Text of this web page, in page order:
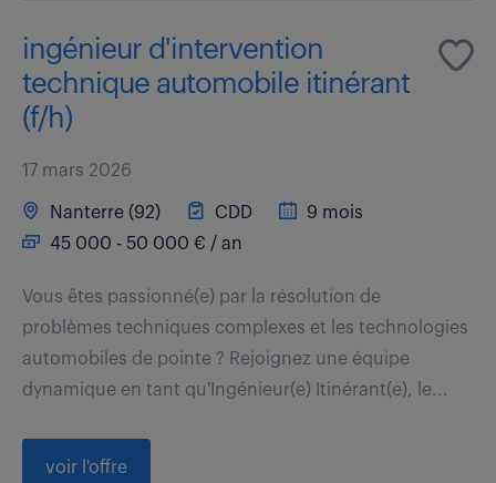
ingénieur d'intervention
technique automobile itinérant
(f/h)
17 mars 2026
Nanterre (92) CDD
9 mois
45 000 - 50 000 € / an
Vous êtes passionné(e) par la résolution de
problèmes techniques complexes et les technologies
automobiles de pointe ? Rejoignez une équipe
dynamique en tant qu'Ingénieur(e) Itinérant(e), le...
voir l'offre